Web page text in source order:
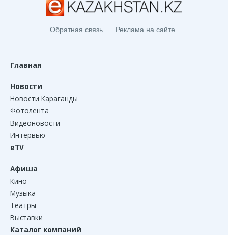
Обратная связь Реклама на сайте
Главная
Новости
Новости Караганды
Фотолента
Видеоновости
Интервью
eTV
Афиша
Кино
Музыка
Театры
Выставки
Каталог компаний